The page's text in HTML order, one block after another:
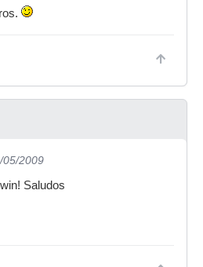
05/2009
Saludos